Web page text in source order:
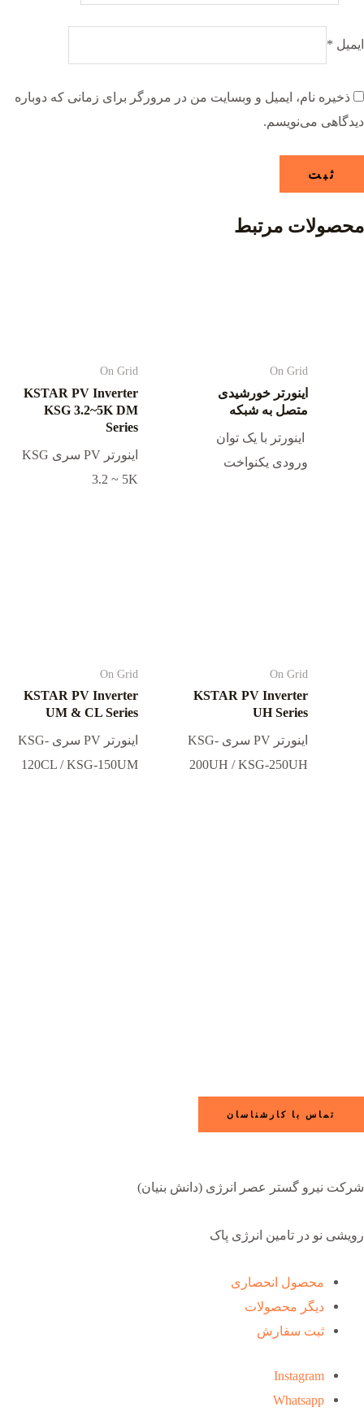
ایمیل *
ذخیره نام، ایمیل و وبسایت من در مرورگر برای زمانی که دوباره
دیدگاهی می‌نویسم.
محصولات مرتبط
On Grid
اینورتر خورشیدی
متصل به شبکه
اینورتر با یک توان
ورودی یکنواخت
On Grid
KSTAR PV Inverter
KSG 3.2~5K DM
Series
اینورتر PV سری KSG
3.2 ~ 5K
On Grid
KSTAR PV Inverter
UH Series
اینورتر PV سری KSG-
200UH / KSG-250UH
On Grid
KSTAR PV Inverter
UM & CL Series
اینورتر PV سری KSG-
120CL / KSG-150UM
تماس با کارشناسان
شرکت نیرو گستر عصر انرژی (دانش بنیان)
رویشی نو در تامین انرژی پاک
محصول انحصاری
دیگر محصولات
ثبت سفارش
Instagram
Whatsapp